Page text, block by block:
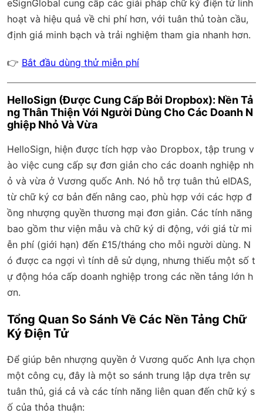
eSignGlobal cung cấp các giải pháp chữ ký điện tử linh
hoạt và hiệu quả về chi phí hơn, với tuân thủ toàn cầu,
định giá minh bạch và trải nghiệm tham gia nhanh hơn.
👉 Bắt đầu dùng thử miễn phí
HelloSign (Được Cung Cấp Bởi Dropbox): Nền Tả
ng Thân Thiện Với Người Dùng Cho Các Doanh N
ghiệp Nhỏ Và Vừa
HelloSign, hiện được tích hợp vào Dropbox, tập trung v
ào việc cung cấp sự đơn giản cho các doanh nghiệp nh
ỏ và vừa ở Vương quốc Anh. Nó hỗ trợ tuân thủ eIDAS,
từ chữ ký cơ bản đến nâng cao, phù hợp với các hợp đ
ồng nhượng quyền thương mại đơn giản. Các tính năng
bao gồm thư viện mẫu và chữ ký di động, với giá từ mi
ễn phí (giới hạn) đến £15/tháng cho mỗi người dùng. N
ó được ca ngợi vì tính dễ sử dụng, nhưng thiếu một số t
ự động hóa cấp doanh nghiệp trong các nền tảng lớn h
ơn.
Tổng Quan So Sánh Về Các Nền Tảng Chữ
Ký Điện Tử
Để giúp bên nhượng quyền ở Vương quốc Anh lựa chọn
một công cụ, đây là một so sánh trung lập dựa trên sự
tuân thủ, giá cả và các tính năng liên quan đến chữ ký s
ố của thỏa thuận: